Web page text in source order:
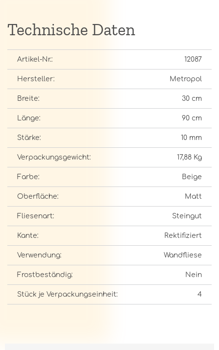
Technische Daten
Artikel-Nr.: 12087
Hersteller: Metropol
Breite: 30 cm
Länge: 90 cm
Stärke: 10 mm
Verpackungsgewicht: 17,88 Kg
Farbe: Beige
Oberfläche: Matt
Fliesenart: Steingut
Kante: Rektifiziert
Verwendung: Wandfliese
Frostbeständig: Nein
Stück je Verpackungseinheit: 4